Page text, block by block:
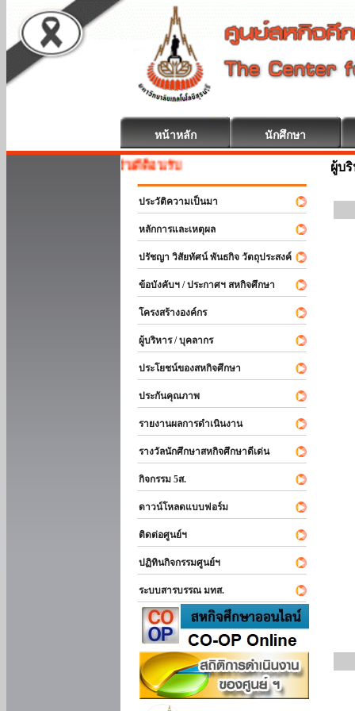
หน้าหลัก นักศึกษา
สหกิจศึกษา ยินดีต้อนรับ
ประวัติความเป็นมา
หลักการและเหตุผล
ปรัชญา วิสัยทัศน์ พันธกิจ วัตถุประสงค์
ข้อบังคับฯ / ประกาศฯ สหกิจศึกษา
โครงสร้างองค์กร
ผู้บริหาร / บุคลากร
ประโยชน์ของสหกิจศึกษา
ประกันคุณภาพ
รายงานผลการดำเนินงาน
รางวัลนักศึกษาสหกิจศึกษาดีเด่น
กิจกรรม 5ส.
ดาวน์โหลดแบบฟอร์ม
ติดต่อศูนย์ฯ
ปฏิทินกิจกรรมศูนย์ฯ
ระบบสารบรรณ มทส.
ผู้บ